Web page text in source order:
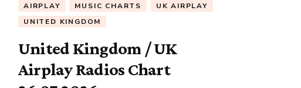
AIRPLAY MUSIC CHARTS
UK AIRPLAY
UNITED KINGDOM
United Kingdom / UK
Airplay Radios Chart